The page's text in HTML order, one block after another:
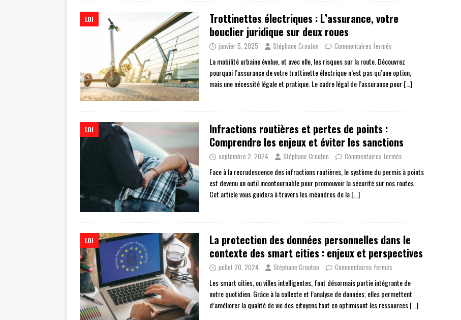
LOI
Trottinettes électriques : L’assurance, votre
bouclier juridique sur deux roues
janvier 5, 2025 Stéphane Crouton Commentaires fermés
La mobilité urbaine évolue, et avec elle, les risques sur la route. Découvrez
pourquoi l’assurance de votre trottinette électrique n’est pas qu’une option,
mais une nécessité légale et pratique. Le cadre légal de l’assurance pour[…]
LOI
Infractions routières et pertes de points :
Comprendre les enjeux et éviter les sanctions
septembre 2, 2024 Stéphane Crouton Commentaires fermés
Face à la recrudescence des infractions routières, le système du permis à points
est devenu un outil incontournable pour promouvoir la sécurité sur nos routes.
Cet article vous guidera à travers les méandres de la[…]
LOI
La protection des données personnelles dans le
contexte des smart cities : enjeux et perspectives
juillet 20, 2024 Stéphane Crouton Commentaires fermés
Les smart cities, ou villes intelligentes, font désormais partie intégrante de
notre quotidien. Grâce à la collecte et l’analyse de données, elles permettent
d’améliorer la qualité de vie des citoyens tout en optimisant les ressources[…]